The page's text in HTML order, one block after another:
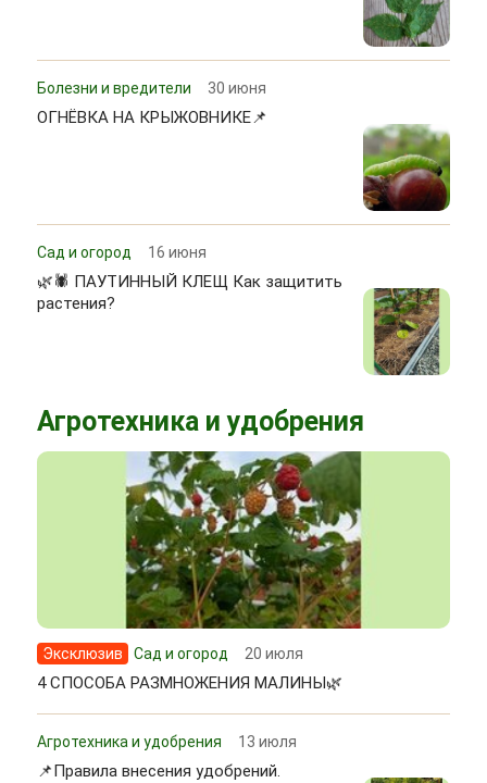
Болезни и вредители 30 июня
ОГНЁВКА НА КРЫЖОВНИКЕ📌
Сад и огород 16 июня
🌿🕷 ПАУТИННЫЙ КЛЕЩ Как защитить
растения?
Агротехника и удобрения
Эксклюзив Сад и огород 20 июля
4 СПОСОБА РАЗМНОЖЕНИЯ МАЛИНЫ🌿
Агротехника и удобрения 13 июля
📌Правила внесения удобрений.